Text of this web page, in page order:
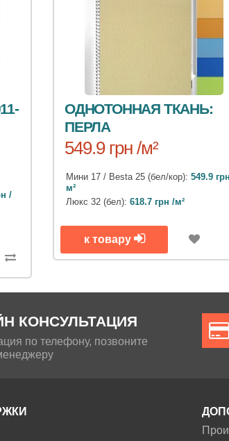
/
ОДНОТОННАЯ ТКАНЬ:
ПЕРЛА
549.9 грн /м²
Мини 17 / Besta 25 (бел/кор): 549.9
м²
Люкс 32 (бел): 618.7 грн /м²
к товару
КОНСУЛЬТАЦИЯ
по телефону, позвоните